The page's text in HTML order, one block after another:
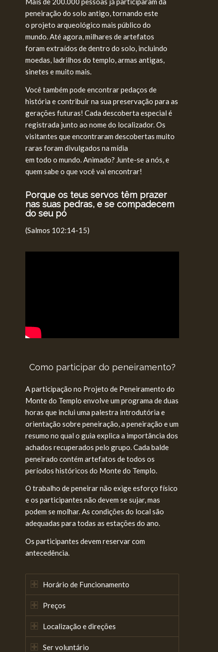
peneiração do solo antigo, tornando este
o projeto arqueológico mais público do
mundo. Até agora, milhares de artefatos
foram extraídos de dentro do solo, incluindo
moedas, ladrilhos do templo, armas antigas,
sinetes e muito mais.
Você também pode encontrar pedaços de
história e contribuir na sua preservação para as
gerações futuras! Cada descoberta especial é
registrada junto ao nome do localizador. Os
visitantes que encontraram descobertas muito
raras foram divulgados na mídia
em todo o mundo. Animado? Junte-se a nós, e
quem sabe o que você vai encontrar!
Porque os teus servos têm prazer
nas suas pedras, e se compadecem
do seu pó
(Salmos 102:14-15)
Como participar do peneiramento?
A participação no Projeto de Peneiramento do
Monte do Templo envolve um programa de duas
horas que inclui uma palestra introdutória e
orientação sobre peneiração, a peneiração e um
resumo no qual o guia explica a importância dos
achados recuperados pelo grupo. Cada balde
peneirado contém artefatos de todos os
períodos históricos do Monte do Templo.
O trabalho de peneirar não exige esforço físico
e os participantes não devem se sujar, mas
podem se molhar. As condições do local são
adequadas para todas as estações do ano.
Os participantes devem reservar com
antecedência.
Horário de Funcionamento
Preços
Localização e direções
Ser voluntário